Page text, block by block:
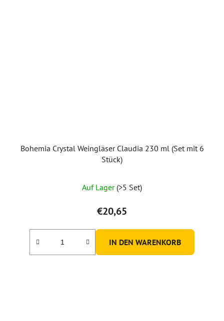
Bohemia Crystal Weingläser Claudia 230 ml (Set mit 6
Stück)
durchschnittliche
Produktbewertung
ist
5,0
von
Auf Lager (>5 Set)
€20,65
IN DEN WARENKORB